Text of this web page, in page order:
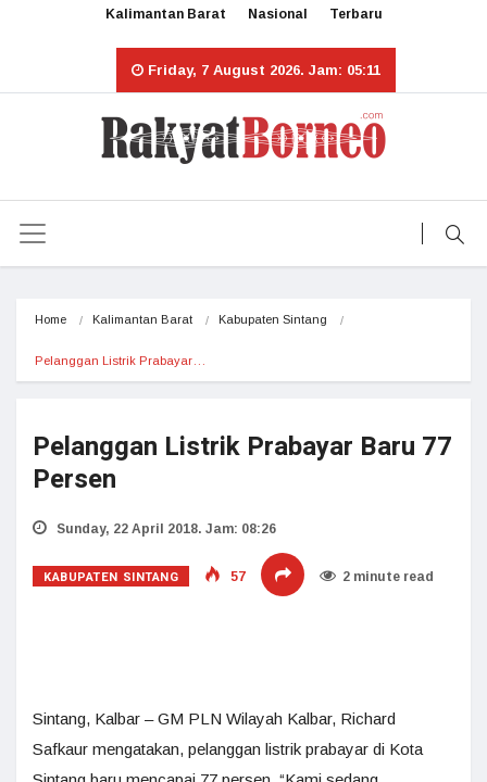
Kalimantan Barat Nasional Terbaru
Friday, 7 August 2026. Jam: 05:11
Home Kalimantan Barat Kabupaten Sintang
Pelanggan Listrik Prabayar…
Pelanggan Listrik Prabayar Baru 77
Persen
Sunday, 22 April 2018. Jam: 08:26
KABUPATEN SINTANG 57 2 minute read
Sintang, Kalbar – GM PLN Wilayah Kalbar, Richard
Safkaur mengatakan, pelanggan listrik prabayar di Kota